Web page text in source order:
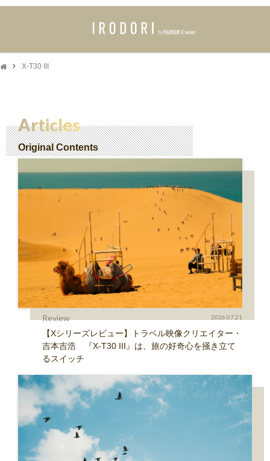
X-T30 III
Articles
Original Contents
Review 2026.07.21
【Xシリーズレビュー】トラベル映像クリエイター・
吉本吉浩 『X-T30 III』は、旅の好奇心を掻き立て
るスイッチ